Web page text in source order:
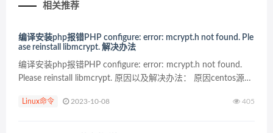
相关推荐
编译安装php报错PHP configure: error: mcrypt.h not found. Ple
ase reinstall libmcrypt. 解决办法
编译安装php报错PHP configure: error: mcrypt.h not found.
Please reinstall libmcrypt. 原因以及解决办法： 原因centos源不
Linux命令 2023-10-08 405